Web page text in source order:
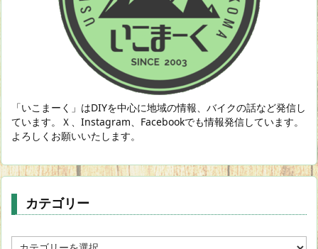
「いこまーく」はDIYを中心に地域の情報、バイクの話など発信し
ています。Ｘ、Instagram、Facebookでも情報発信しています。
よろしくお願いいたします。
カテゴリー